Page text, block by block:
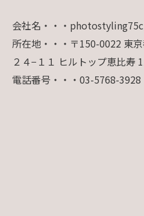
会社名・・・
所在地・・・〒150-0022 東
２４−１１ ヒルトップ恵比寿
電話番号・・・03-5768-3928